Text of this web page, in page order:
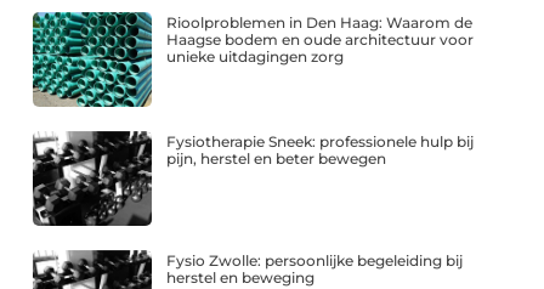
Rioolproblemen in Den Haag: Waarom de
Haagse bodem en oude architectuur voor
unieke uitdagingen zorg
Fysiotherapie Sneek: professionele hulp bij
pijn, herstel en beter bewegen
Fysio Zwolle: persoonlijke begeleiding bij
herstel en beweging